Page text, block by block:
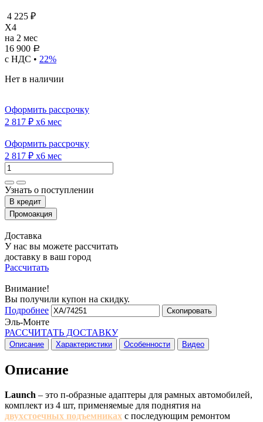
4 225 ₽
X4
на 2 мес
16 900 Р
с НДС • 22%
Нет в наличии
Оформить рассрочку
2 817 ₽ x6 мес
Оформить рассрочку
2 817 ₽ x6 мес
Узнать о поступлении
Доставка
У нас вы можете рассчитать
доставку в ваш город
Рассчитать
Внимание!
Вы получили купон на скидку.
Подробнее
Скопировать
Эль-Монте
РАССЧИТАТЬ ДОСТАВКУ
Описание Характеристики Особенности Видео
Описание
Launch – это п-образные адаптеры для рамных автомобилей,
комплект из 4 шт, применяемые для поднятия на
двухстоечных подъемниках с последующим ремонтом